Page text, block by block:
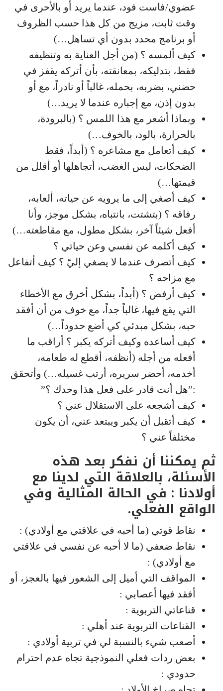
عضوي/فاست فود، عندما يريد أو بالأحرى في
وقت ثابت، مزيج من كل هذا حسب الظروف
أو برنامج محدد بدون أي تساهل…)
كيف ألمسه ؟ (من أجل العناية به وتنظيفه
فقط، بتدليكه، بمعانقته، بأن أتركه يقفز في
حضني، بضربه، بحمله، غالباً أو نادراً، مع أو
بدون إذن، مع إجباره عندما لا يريد…)
وبماذا أشعر مع هذا اللمس ؟ (بالبرودة،
بالحرارة، بالود، بالخوف…)
كيف أتعامل مع مشاعره ؟ (أبداً، فقط
الضحكات، ليس الغضب، أتجاهلها أو أقلل من
قيمتها…)
كيف أصغي إلى ما يرويه عن حياته، ألعابه،
رفاقه ؟ (بتشتت، بانتباه، بشكل موجز، وأنا
أفعل شيئاً آخر، بشكل مطول، مع مقاطعته…)
كيف أكلمه عن نفسي وعن حياتي ؟
كيف أتصرف عندما لا يصغي إليّ ؟ كيف أتفاعل
مع مزاحه ؟
كيف أرفض ؟ (أبداً، بشكل أخرق مع الأخطاء
التي يقع فيها، غالباً جداً، مع خوف من أن أفقد
حبه، بشكل مبدئي كي أضع حدوداً…)
كيف أساعده وكيف أتركه يكبر ؟ أراقب ما
أفعله من أجله (أنظفه، أقطع له طعامه،
أخدمه، أحضر سريره، أرتب غسيله…) وأتحقق
:”هل أنت قادر على فعل هذا وحدك ؟”
كيف أشجعه على الاستقلال عني ؟
كيف أتقبل أن يكبر ويبتعد عني، أن يكون
مختلفاً عني ؟
ثم يمكننا أن نفكر بعد هذه
الأسئلة، بالعلاقة التي لدينا مع
أولادنا : في الحالة المثالية وفي
الواقع الفعلي.
نقاط قوتي (ما أحبه في علاقتي مع أولادي) :
نقاط ضعفي (ما لا أحبه عن نفسي في علاقتي
مع أولادي) :
المواقف التي أميل إلى الشعور فيها بالعجز، أو
أفقد فيها أعصابي :
قناعاتي التربوية :
القناعات التربوية عند أهلي :
أصعب شيء بالنسبة لي في تربية أولادي :
بعض ردات فعلي النموذجية تجاه عدم احترام
حدودي :